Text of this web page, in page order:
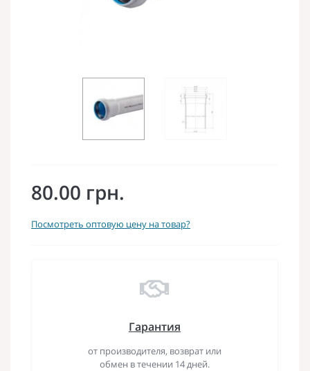
80.00 грн.
Посмотреть оптовую цену на товар?
Гарантия
от производителя, возврат или
обмен в течении 14 дней.